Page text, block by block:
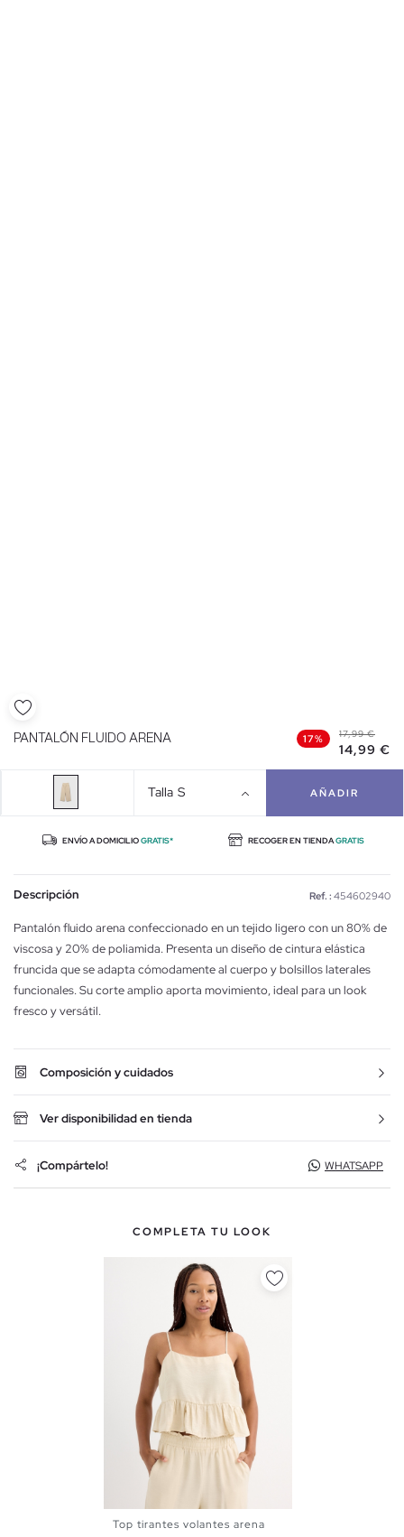
PANTALÓN FLUIDO ARENA 17% 17,99 €
14,99 €
Talla S AÑADIR
ENVÍO A DOMICILIOGRATIS* RECOGER EN TIENDAGRATIS
Descripción Ref. : 454602940
Pantalón fluido arena confeccionado en un tejido ligero con un 80% de
viscosa y 20% de poliamida. Presenta un diseño de cintura elástica
fruncida que se adapta cómodamente al cuerpo y bolsillos laterales
funcionales. Su corte amplio aporta movimiento, ideal para un look
fresco y versátil.
Composición y cuidados
Ver disponibilidad en tienda
¡Compártelo! WHATSAPP
COMPLETA TU LOOK
Top tirantes volantes arena